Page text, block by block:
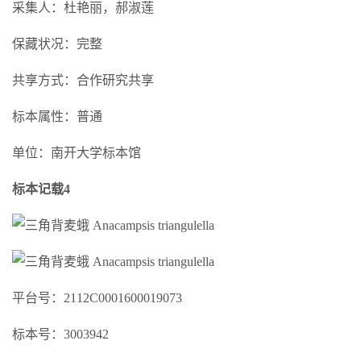
采集人：杜艳丽，郝淑莲
保藏状况：完整
共享方式：合作研究共享
标本属性：普通
单位：南开大学标本馆
标本记载4
平台号：2112C0001600019073
标本号：3003942